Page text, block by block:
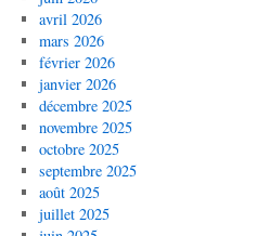
avril 2026
mars 2026
février 2026
janvier 2026
décembre 2025
novembre 2025
octobre 2025
septembre 2025
août 2025
juillet 2025